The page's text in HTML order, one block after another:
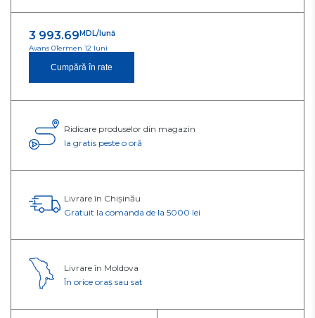
3 993.69 MDL/lună
Avans 0Termen 12 luni
Cumpără în rate
Ridicare produselor din magazin
Ia gratis peste o oră
Livrare în Chișinău
Gratuit la comanda de la 5000 lei
Livrare în Moldova
În orice oraș sau sat